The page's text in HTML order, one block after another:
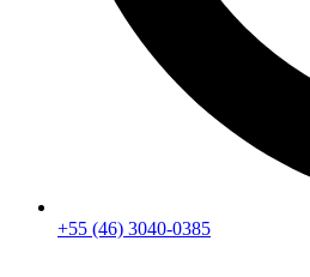
+55 (46) 3040-0385